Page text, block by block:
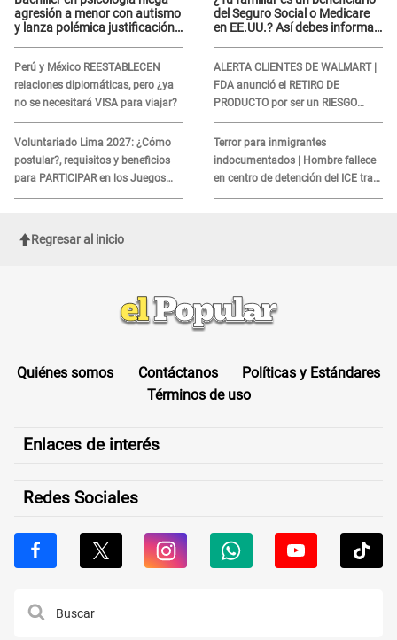
agresión a menor con autismo
y lanza polémica justificación:
Perú y México REESTABLECEN
relaciones diplomáticas, pero ¿ya
no se necesitará VISA para viajar?
Voluntariado Lima 2027: ¿Cómo
postular?, requisitos y beneficios
para PARTICIPAR en los Juegos
Panamericanos
del Seguro Social o Medicare
en EE.UU.? Así debes informar
ALERTA CLIENTES DE WALMART |
FDA anunció el RETIRO DE
PRODUCTO por ser un RIESGO
MORTAL para consumidores: ¿Cuál
es?
Terror para inmigrantes
indocumentados | Hombre fallece
en centro de detención del ICE tras
sufrir una "emergencia médica"
Regresar al inicio
Quiénes somos Contáctanos
Políticas y Estándares
Términos de uso
Enlaces de interés
Redes Sociales